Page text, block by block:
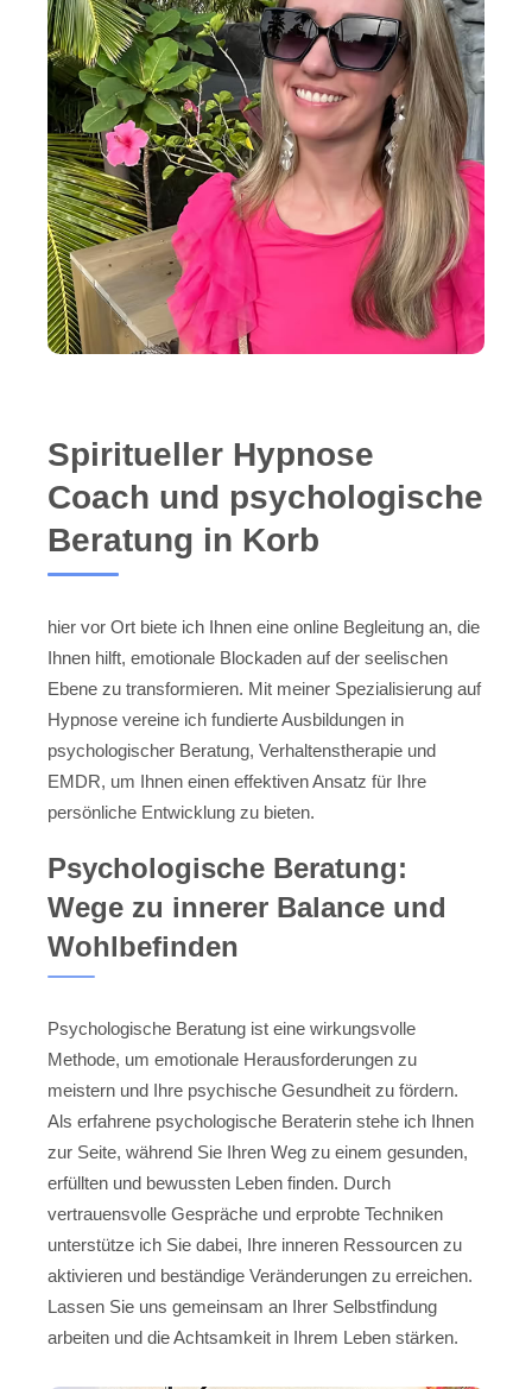
Spiritueller Hypnose
Coach und psychologische
Beratung in Korb
hier vor Ort biete ich Ihnen eine online Begleitung an, die
Ihnen hilft, emotionale Blockaden auf der seelischen
Ebene zu transformieren. Mit meiner Spezialisierung auf
Hypnose vereine ich fundierte Ausbildungen in
psychologischer Beratung, Verhaltenstherapie und
EMDR, um Ihnen einen effektiven Ansatz für Ihre
persönliche Entwicklung zu bieten.
Psychologische Beratung:
Wege zu innerer Balance und
Wohlbefinden
Psychologische Beratung ist eine wirkungsvolle
Methode, um emotionale Herausforderungen zu
meistern und Ihre psychische Gesundheit zu fördern.
Als erfahrene psychologische Beraterin stehe ich Ihnen
zur Seite, während Sie Ihren Weg zu einem gesunden,
erfüllten und bewussten Leben finden. Durch
vertrauensvolle Gespräche und erprobte Techniken
unterstütze ich Sie dabei, Ihre inneren Ressourcen zu
aktivieren und beständige Veränderungen zu erreichen.
Lassen Sie uns gemeinsam an Ihrer Selbstfindung
arbeiten und die Achtsamkeit in Ihrem Leben stärken.